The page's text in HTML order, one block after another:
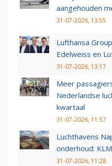
aangehouden
31-07-2026, 13:55
Lufthansa
Edelweiss en
31-07-2026, 13:17
Meer
Nederlandse
kwartaal
31-07-2026, 11:57
Luchthavens
onderhoud:
31-07-2026, 11:28